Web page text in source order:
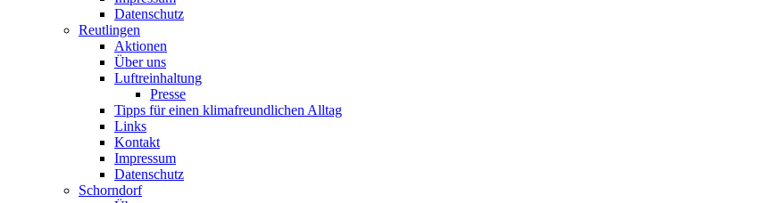
Datenschutz
Reutlingen
Aktionen
Über uns
Luftreinhaltung
Presse
Tipps für einen klimafreundlichen Alltag
Links
Kontakt
Impressum
Datenschutz
Schorndorf